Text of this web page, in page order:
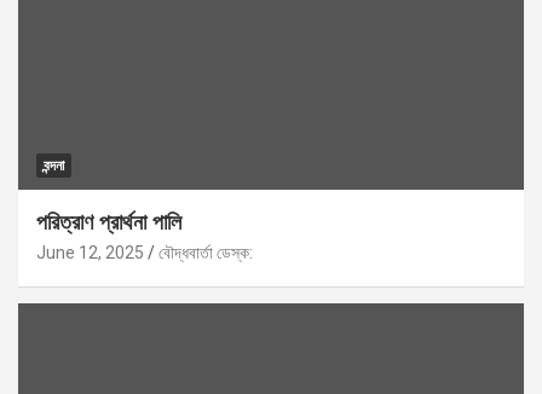
বন্দনা
পরিত্রাণ প্রার্থনা পালি
June 12, 2025 বৌদ্ধবার্তা ডেস্ক: